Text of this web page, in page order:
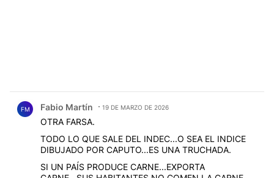
FM Fabio Martín 19 DE MARZO DE 2026
OTRA FARSA.
TODO LO QUE SALE DEL INDEC...O SEA EL INDICE
DIBUJADO POR CAPUTO...ES UNA TRUCHADA.
SI UN PAÍS PRODUCE CARNE...EXPORTA